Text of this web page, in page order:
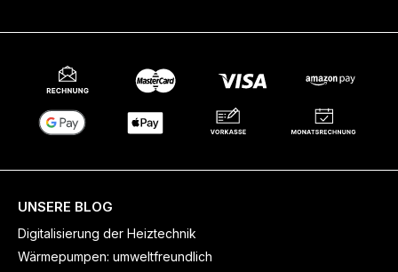
UNSERE BLOG
Digitalisierung der Heiztechnik
Wärmepumpen: umweltfreundlich